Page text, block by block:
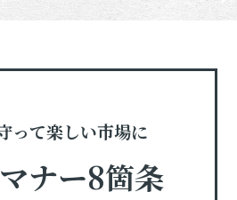
って楽しい市場に
ナー8箇条